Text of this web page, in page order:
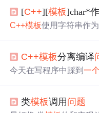
元函数 二次编译问题( 2
声明与函数实现分离 1、
[C++][模板]char*
C++模板使用字符串作
C++模板分离编译
今天在写程序中踩到一
类模板调用 问题